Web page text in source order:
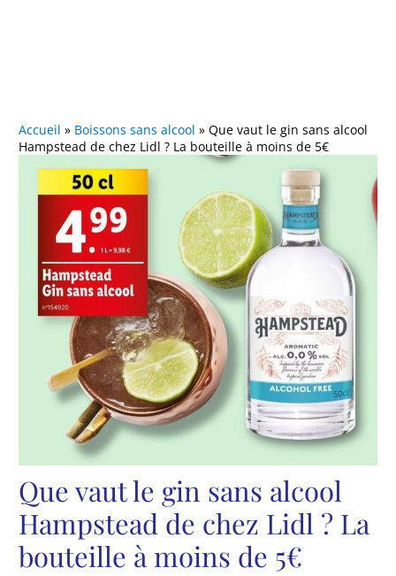
Accueil » Boissons sans alcool »Que vaut le gin sans alcool
Hampstead de chez Lidl ? La bouteille à moins de 5€
Que vaut le gin sans alcool
Hampstead de chez Lidl ? La
bouteille à moins de 5€